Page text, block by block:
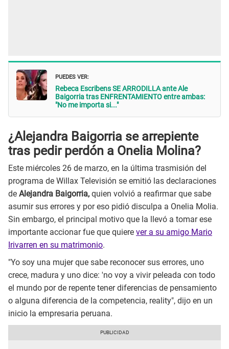
PUEDES VER:
Rebeca Escribens SE ARRODILLA ante Ale
Baigorria tras ENFRENTAMIENTO entre ambas:
"No me importa si..."
¿Alejandra Baigorria se arrepiente
tras pedir perdón a Onelia Molina?
Este miércoles 26 de marzo, en la última trasmisión del
programa de Willax Televisión se emitió las declaraciones
de Alejandra Baigorria, quien volvió a reafirmar que sabe
asumir sus errores y por eso pidió disculpa a Onelia Molia.
Sin embargo, el principal motivo que la llevó a tomar ese
importante accionar fue que quiere ver a su amigo Mario
Irivarren en su matrimonio.
"Yo soy una mujer que sabe reconocer sus errores, uno
crece, madura y uno dice: 'no voy a vivir peleada con todo
el mundo por de repente tener diferencias de pensamiento
o alguna diferencia de la competencia, reality", dijo en un
inicio la empresaria peruana.